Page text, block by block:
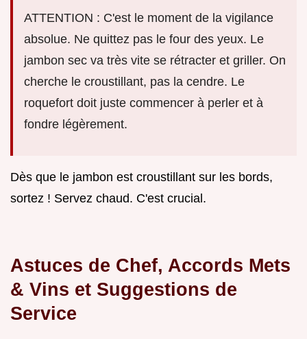
ATTENTION : C'est le moment de la vigilance
absolue. Ne quittez pas le four des yeux. Le
jambon sec va très vite se rétracter et griller. On
cherche le croustillant, pas la cendre. Le
roquefort doit juste commencer à perler et à
fondre légèrement.
Dès que le jambon est croustillant sur les bords,
sortez ! Servez chaud. C'est crucial.
Astuces de Chef, Accords Mets
& Vins et Suggestions de
Service